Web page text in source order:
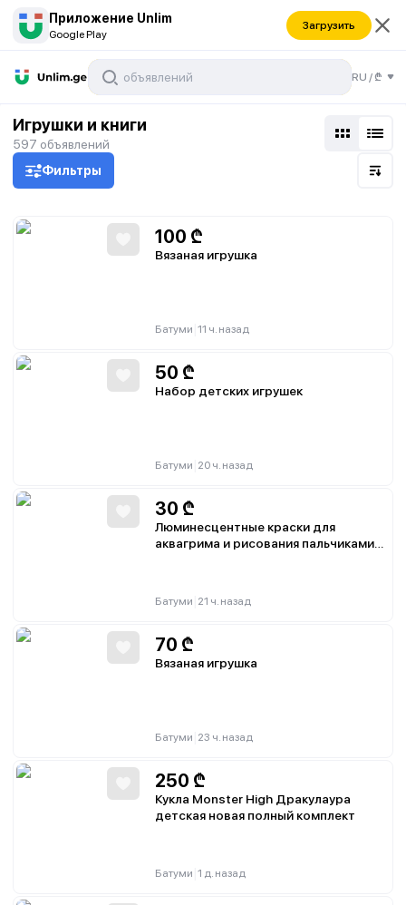
Приложение Unlim
Google Play
Загрузить
RU /₾
Игрушки и книги
597 объявлений
Фильтры
100 ₾
Вязаная игрушка
Батуми 11 ч. назад
50 ₾
Набор детских игрушек
Батуми 20 ч. назад
30 ₾
Люминесцентные краски для
аквагрима и рисования пальчиками,
Батуми 21 ч. назад
70 ₾
Вязаная игрушка
Батуми 23 ч. назад
250 ₾
Кукла Monster High Дракулаура
детская новая полный комплект
Батуми 1 д. назад